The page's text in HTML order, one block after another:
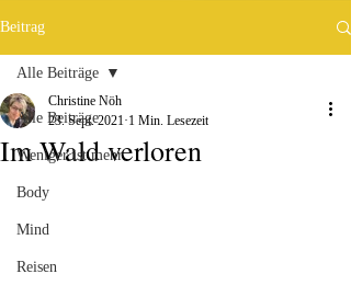
Beitrag
Alle Beiträge
Weniger ist mehr
Body
Mind
Reisen
Alle Beiträge
Im Wald verloren
Christine Nöh
23. Sept. 2021 1 Min. Lesezeit